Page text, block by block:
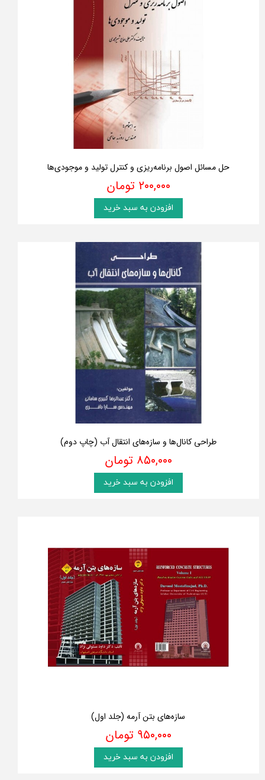
حل مسائل اصول برنامه‌ریزی و کنترل تولید و موجودی‌ها
۲۰۰,۰۰۰ تومان
افزودن به سبد خرید
طراحی کانال‌ها و سازه‌های انتقال آب (چاپ دوم)
۸۵۰,۰۰۰ تومان
افزودن به سبد خرید
سازه‌های بتن آرمه (جلد اول)
۹۵۰,۰۰۰ تومان
افزودن به سبد خرید